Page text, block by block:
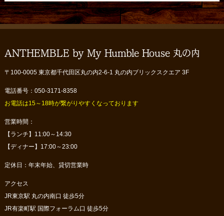
ANTHEMBLE by My Humble House 丸の内
〒100-0005 東京都千代田区丸の内2-6-1 丸の内ブリックスクエア 3F
電話番号：050-3171-8358
お電話は15～18時が繋がりやすくなっております
営業時間：
【ランチ】11:00～14:30
【ディナー】17:00～23:00
定休日：年末年始、貸切営業時
アクセス
JR東京駅 丸の内南口 徒歩5分
JR有楽町駅 国際フォーラム口 徒歩5分